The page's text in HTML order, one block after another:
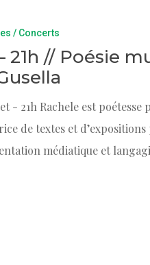
/ Concerts
21h // Poésie
- 21h Rachele est poétesse
de textes et
médiatique et